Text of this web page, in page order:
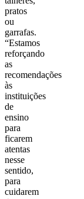
pratos
ou
garrafas.
“Estamos
reforçando
as
recomendações
às
instituições
de
ensino
para
ficarem
atentas
nesse
sentido,
para
cuidarem